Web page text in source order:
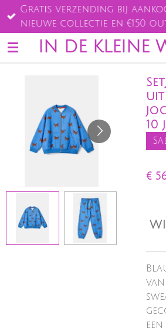
Ga
direct
naar
de
IN DE KLEINE
Gratis verzending bij
nieuwe collectie en €150
uit
10
€
van